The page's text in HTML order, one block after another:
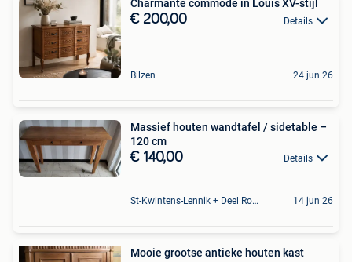
Charmante commode in Louis XV-stijl
€ 200,00 Details
Bilzen 24 jun 26
Massief houten wandtafel / sidetable –
120 cm
€ 140,00 Details
St-Kwintens-Lennik + Deel Roosdaal 14 jun 26
Mooie grootse antieke houten kast